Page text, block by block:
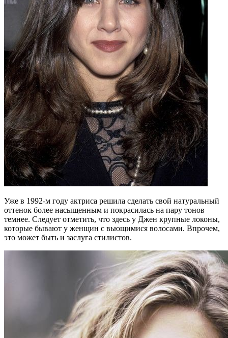
Уже в 1992-м году актриса решила сделать свой натуральный
оттенок более насыщенным и покрасилась на пару тонов
темнее. Следует отметить, что здесь у Джен крупные локоны,
которые бывают у женщин с вьющимися волосами. Впрочем,
это может быть и заслуга стилистов.